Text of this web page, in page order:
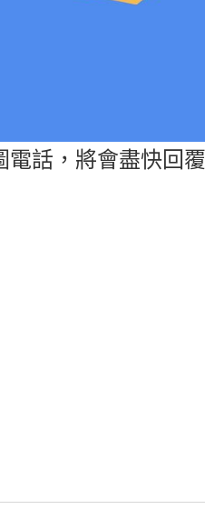
電話，將會盡快回覆